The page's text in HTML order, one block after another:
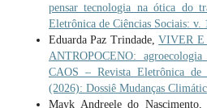
pensar tecnologia na ótica do
Eletrônica de Ciências Sociais: v.
Eduarda Paz Trindade,VIVER E
ANTROPOCENO:
CAOS – Revista Eletrônica
(2026): Dossiê Mudanças
Mayk Andreele do Nascimento,